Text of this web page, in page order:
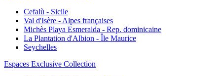
Cefalù - Sicile
Val d'Isère - Alpes françaises
Michès Playa Esmeralda - Rep. dominicaine
La Plantation d'Albion - Île Maurice
Seychelles
Espaces Exclusive Collection